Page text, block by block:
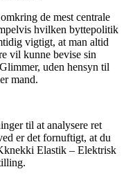
de mest centrale
hvilken byttepolitik
vigtigt, at man altid
vil kunne bevise sin
uden hensyn til
mand.
til at analysere ret
er det fornuftigt, at du
Elastik – Elektrisk